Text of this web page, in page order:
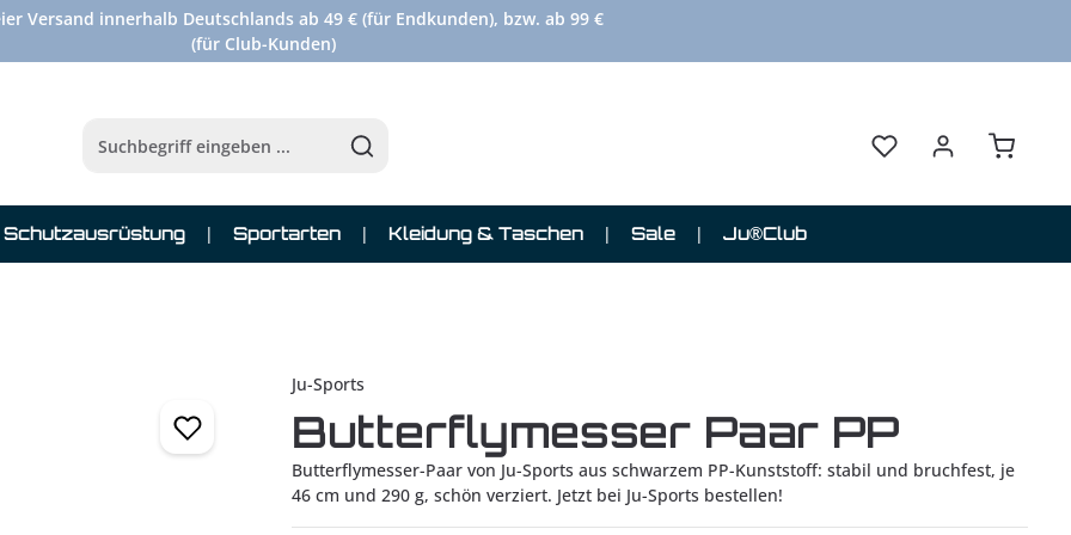
Versand innerhalb Deutschlands ab 49 € (für Endkunden), bzw. ab 99 €
(für Club-Kunden)
Du hast 0 Produkte
Schutzausrüstung Sportarten Kleidung & Taschen Sale Ju®Club
Ju-Sports
Butterflymesser Paar PP
Butterflymesser-Paar von Ju-Sports aus schwarzem PP-Kunststoff: stabil und bruchfest, je
46 cm und 290 g, schön verziert. Jetzt bei Ju-Sports bestellen!